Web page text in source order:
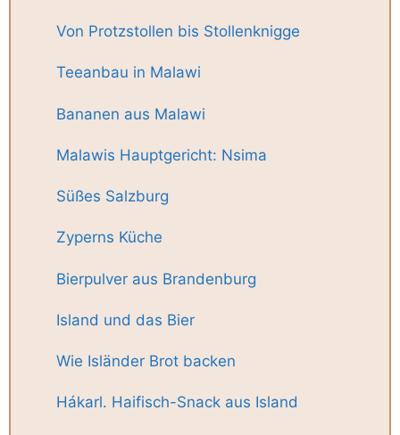
Von Protzstollen bis Stollenknigge
Teeanbau in Malawi
Bananen aus Malawi
Malawis Hauptgericht: Nsima
Süßes Salzburg
Zyperns Küche
Bierpulver aus Brandenburg
Island und das Bier
Wie Isländer Brot backen
Hákarl. Haifisch-Snack aus Island